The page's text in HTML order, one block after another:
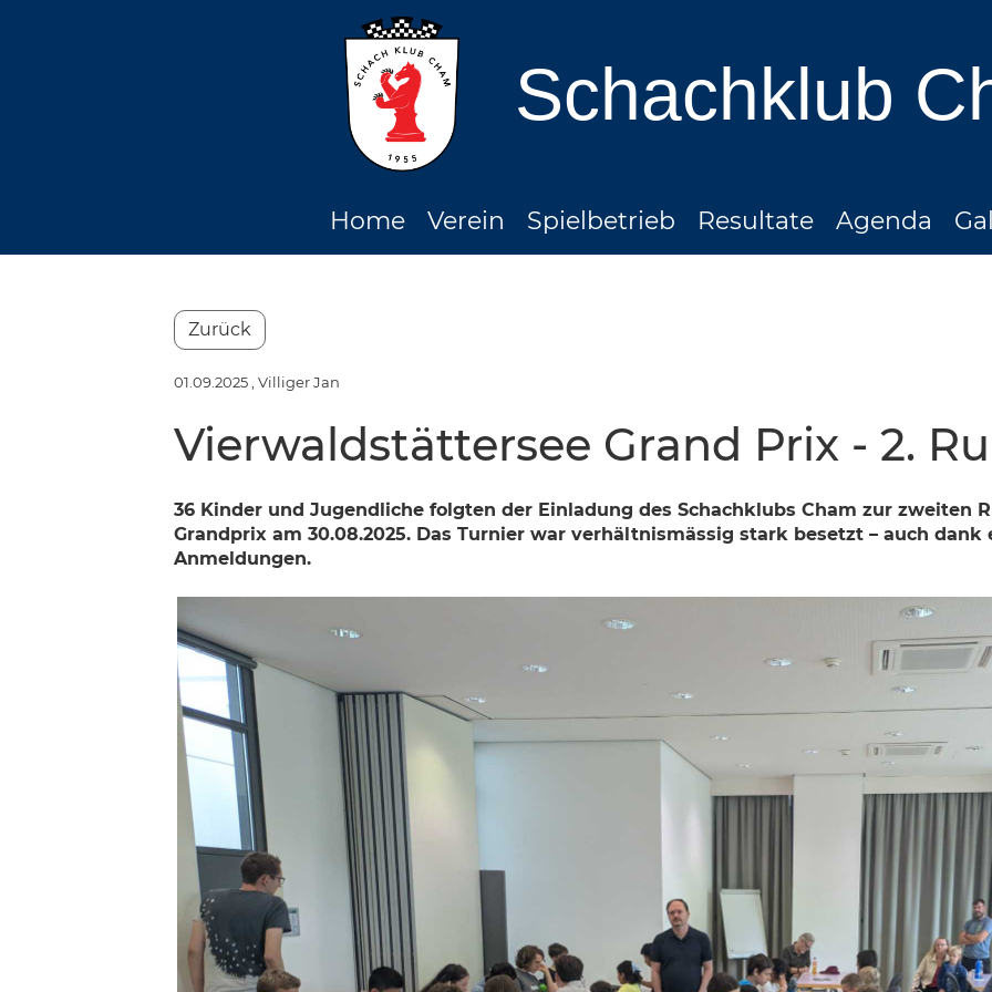
Schachklub
Home Verein Spielbetrieb Resultate Agenda
Zurück
01.09.2025 , Villiger Jan
Vierwaldstättersee Grand Prix - 2.
36 Kinder und Jugendliche folgten der Einladung des Schachklubs Cham zur zweiten
Grandprix am 30.08.2025. Das Turnier war verhältnismässig stark besetzt – auch
Anmeldungen.